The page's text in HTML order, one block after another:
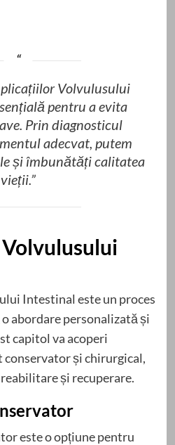
Volvulusului
pentru a evita
Prin diagnosticul
adecvat, putem
și îmbunătăți calitatea
vieții.”
Intestinal este un proces
abordare personalizată și
capitol va acoperi
și chirurgical,
și recuperare.
este o opțiune pentru